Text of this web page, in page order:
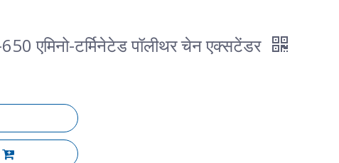
एमिनो-टर्मिनेटेड पॉलीथर चेन एक्सटेंडर